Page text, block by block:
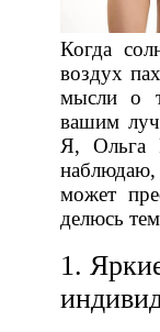
Когда
воздух
мысли о
вашим
Я, Ольга
может
делюсь
1.